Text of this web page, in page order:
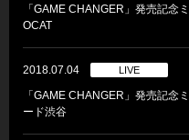
「GAME CHANGER」発売記念
OCAT
2018.07.04 LIVE
「GAME CHANGER」発売記念
ード渋谷